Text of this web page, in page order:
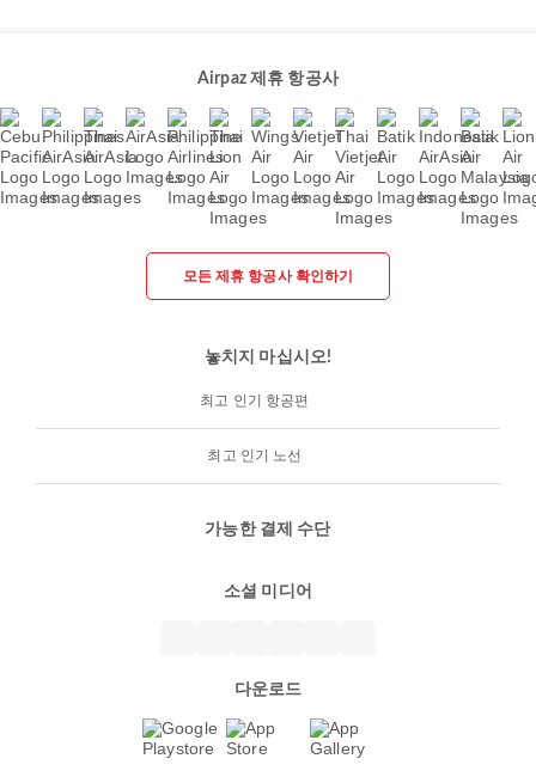
Airpaz 제휴 항공사
모든 제휴 항공사 확인하기
놓치지 마십시오!
최고 인기 항공편
최고 인기 노선
가능한 결제 수단
소셜 미디어
다운로드